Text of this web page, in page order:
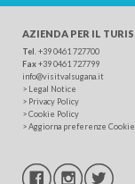
AZIENDA PER IL
Tel . +39 0461 727700
Fax+39 0461 727799
info@visitvalsugana.it
> Legal Notice
> Privacy Policy
>Cookie Policy
>Aggiorna preferenze Cookie